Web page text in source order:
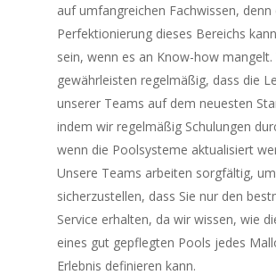
auf umfangreichen Fachwissen, denn
Perfektionierung dieses Bereichs
sein, wenn es an Know-how mangelt.
gewährleisten regelmäßig, dass die
unserer Teams auf dem neuesten
indem wir regelmäßig Schulungen
wenn die Poolsysteme aktualisiert
Unsere Teams arbeiten sorgfältig, um
sicherzustellen, dass Sie nur den
Service erhalten, da wir wissen, wie
eines gut gepflegten Pools jedes
Erlebnis definieren kann.